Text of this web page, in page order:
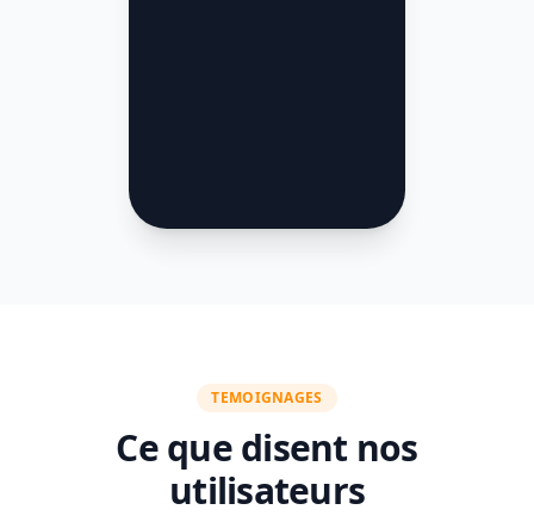
TEMOIGNAGES
Ce que disent nos
utilisateurs